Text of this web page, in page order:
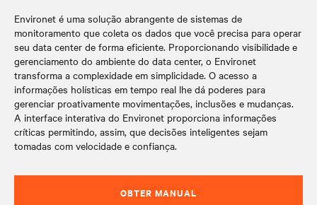
Environet é uma solução abrangente de sistemas de
monitoramento que coleta os dados que você precisa para operar
seu data center de forma eficiente. Proporcionando visibilidade e
gerenciamento do ambiente do data center, o Environet
transforma a complexidade em simplicidade. O acesso a
informações holísticas em tempo real lhe dá poderes para
gerenciar proativamente movimentações, inclusões e mudanças.
A interface interativa do Environet proporciona informações
críticas permitindo, assim, que decisões inteligentes sejam
tomadas com velocidade e confiança.
OBTER MANUAL